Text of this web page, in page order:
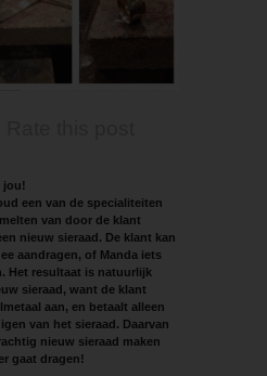
jou!
een van de specialiteiten
van door de klant
nieuw sieraad. De klant kan
aandragen, of Manda iets
Het resultaat is natuurlijk
sieraad, want de klant
aan, en betaalt alleen
van het sieraad. Daarvan
nieuw sieraad maken
gaat dragen!